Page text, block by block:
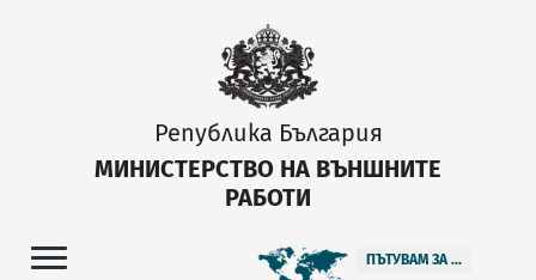
Република България
МИНИСТЕРСТВО НА ВЪНШНИТЕ
РАБОТИ
ПЪТУВАМ ЗА ...